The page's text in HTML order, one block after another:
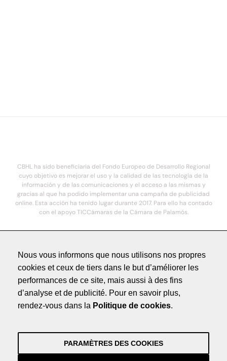
CBHL ha sido beneficiaria del Fondo Europeo de Desarrollo Regional
cuyo objetivo es mejorar el uso y la calidad de las tecnología de la
información y de las comunicaciones y el acceso a las mismas y
gracias al que ha podido implementar una campaña de publicidad
online. Esta acción ha tenido lugar durante 2017. Para ello ha contado
con el apoyo TICCámaras de la Cámara de Palamós.
© 2021. COSTA BRAVA HOTELS DE LUXE - Todos los derechos reservados
Politique de Confidentialité
Politique de Confidentialité
Nous vous informons que nous utilisons nos propres
cookies et ceux de tiers dans le but d’améliorer les
performances de ce site, mais aussi à des fins
d’analyse et de publicité. Pour en savoir plus,
rendez-vous dans la Politique de cookies.
PARAMÈTRES DES COOKIES